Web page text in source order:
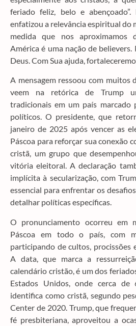
feriado feliz, belo e
enfatizou a relevância espiritual do
medida que nos aproximamos
América é uma nação de believers.
Deus. Com Sua ajuda,
A mensagem ressoou com muitos
veem na retórica de Trump
tradicionais em um país marcado
políticos. O presidente, que
janeiro de 2025 após vencer as
Páscoa para reforçar sua conexão
cristã, um grupo que
vitória eleitoral. A declaração
implícita à secularização, com
essencial para enfrentar os
detalhar políticas específicas.
O pronunciamento ocorreu em
Páscoa em todo o país, com
participando de cultos, procissões
A data, que marca a
calendário cristão, é um dos
Estados Unidos, onde cerca de
identifica como cristã, segundo
Center de 2020. Trump, que
fé presbiteriana, aproveitou a